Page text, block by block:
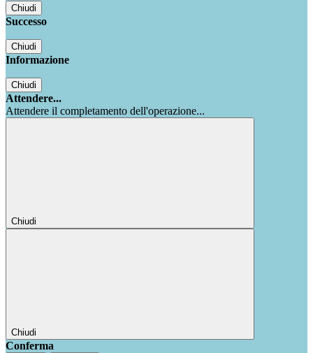
Chiudi
Successo
Chiudi
Informazione
Chiudi
Attendere...
Attendere il completamento dell'operazione...
Chiudi
Chiudi
Conferma